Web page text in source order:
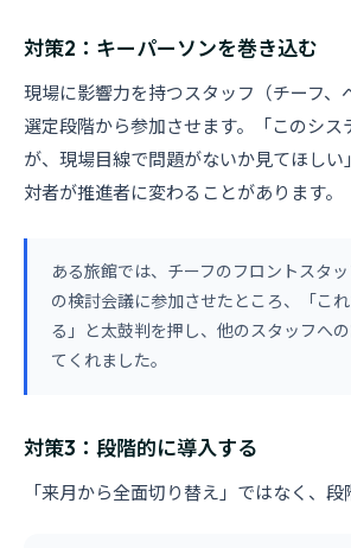
対策2：キーパーソンを巻き込む
現場に影響力を持つスタッフ（チーフ、
選定段階から参加させます。「このシス
が、現場目線で問題がないか見てほしい
対者が推進者に変わることがあります。
ある旅館では、チーフのフロントスタ
の検討会議に参加させたところ、「こ
る」と太鼓判を押し、他のスタッフへ
てくれました。
対策3：段階的に導入する
「来月から全面切り替え」ではなく、段